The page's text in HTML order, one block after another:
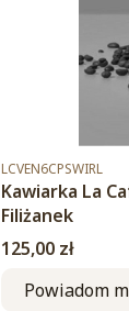
Kod produktu
LCVEN6CPSWIRL
Kawiarka La
Filiżanek
Cena
125,00 zł
Powiadom